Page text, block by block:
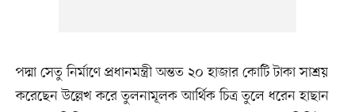
পদ্মা সেতু নির্মাণে প্রধানমন্ত্রী অন্তত ২০ হাজার কোটি টাকা সাশ্রয়
করেছেন উল্লেখ করে তুলনামূলক আর্থিক চিত্র তুলে ধরেন হাছান